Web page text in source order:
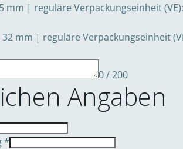
| reguläre Verpackungseinheit (VE):
mm | reguläre Verpackungseinheit
0 / 200
Angaben
*